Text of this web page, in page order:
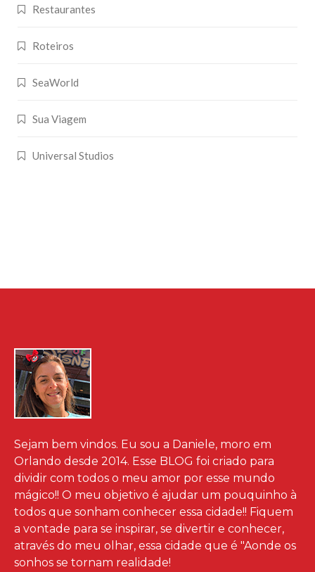
Restaurantes
Roteiros
SeaWorld
Sua Viagem
Universal Studios
Sejam bem vindos. Eu sou a Daniele, moro em
Orlando desde 2014. Esse BLOG foi criado para
dividir com todos o meu amor por esse mundo
mágico!! O meu objetivo é ajudar um pouquinho à
todos que sonham conhecer essa cidade!! Fiquem
a vontade para se inspirar, se divertir e conhecer,
através do meu olhar, essa cidade que é "Aonde os
sonhos se tornam realidade!